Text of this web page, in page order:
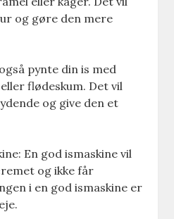
og gøre den mere
pynte din is med
flødeskum. Det vil
og give den et
En god ismaskine vil
og ikke får
i en god ismaskine er